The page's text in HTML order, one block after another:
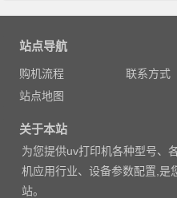
站点导航
购机流程 联系方式
站点地图
关于本站
为您提供uv打印机各种型号、
机应用行业、设备参数配置,是
站。